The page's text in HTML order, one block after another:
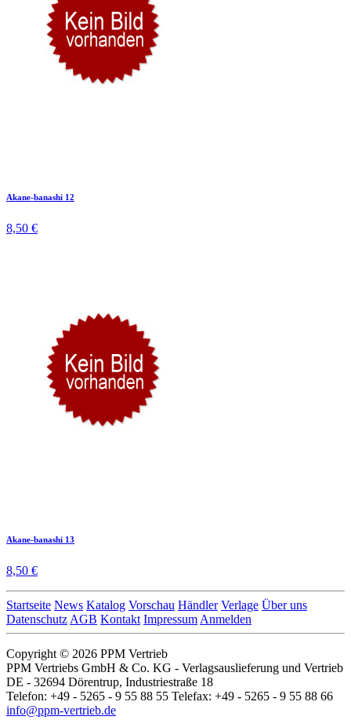
Akane-banashi 12
8,50 €
Akane-banashi 13
8,50 €
Startseite News Katalog Vorschau Händler Verlage Über uns
Datenschutz AGB Kontakt Impressum Anmelden
Copyright © 2026 PPM Vertrieb
PPM Vertriebs GmbH & Co. KG - Verlagsauslieferung und Vertrieb
DE - 32694 Dörentrup, Industriestraße 18
Telefon: +49 - 5265 - 9 55 88 55 Telefax: +49 - 5265 - 9 55 88 66
info@ppm-vertrieb.de